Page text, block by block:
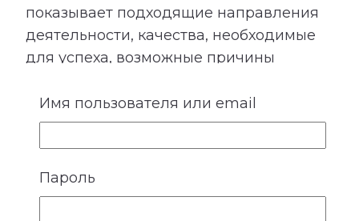
показывает подходящие направления
деятельности, качества, необходимые
для успеха, возможные причины
препятствия для заработка и условия
более устойчивого денежного потока.
Сопоставление этой категории с
талантами помогает лучше понять, в
каких направлениях способности могут
Имя пользователя или email
Пароль